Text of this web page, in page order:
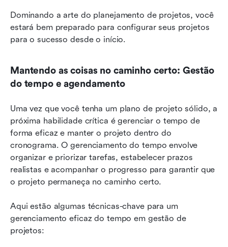
Dominando a arte do planejamento de projetos, você
estará bem preparado para configurar seus projetos
para o sucesso desde o início.
Mantendo as coisas no caminho certo: Gestão
do tempo e agendamento
Uma vez que você tenha um plano de projeto sólido, a
próxima habilidade crítica é gerenciar o tempo de
forma eficaz e manter o projeto dentro do
cronograma. O gerenciamento do tempo envolve
organizar e priorizar tarefas, estabelecer prazos
realistas e acompanhar o progresso para garantir que
o projeto permaneça no caminho certo.
Aqui estão algumas técnicas-chave para um
gerenciamento eficaz do tempo em gestão de
projetos: